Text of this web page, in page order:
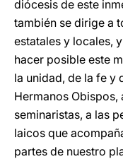
diócesis de este
también se dirige a
estatales y locales,
hacer posible este
la unidad, de la fe y
Hermanos Obispos,
seminaristas, a las
laicos que
partes de nuestro